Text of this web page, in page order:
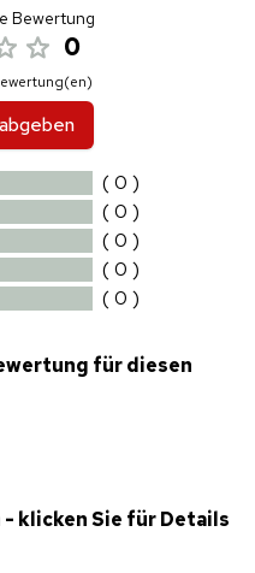
Bewertung
0
( 0 )
( 0 )
( 0 )
( 0 )
( 0 )
für diesen
klicken Sie für Details